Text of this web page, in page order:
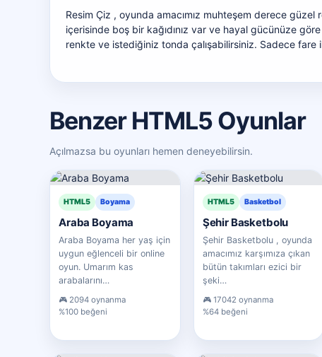
Resim Çiz , oyunda amacımız muhteşem derece
içerisinde boş bir kağıdınız var ve hayal gücünüze
renkte ve istediğiniz tonda çalışabilirsiniz. Sadece fare
Benzer HTML5 Oyunlar
Açılmazsa bu oyunları hemen deneyebilirsin.
HTML5 Boyama
Araba Boyama
Araba Boyama her yaş için
uygun eğlenceli bir online
oyun. Umarım kas
arabalarını…
2094 oynanma
%100 beğeni
HTML5 Basketbol
Şehir Basketbolu
Şehir Basketbolu , oyunda
amacımız karşımıza çıkan
bütün takımları ezici bir
şeki…
17042 oynanma
%64 beğeni